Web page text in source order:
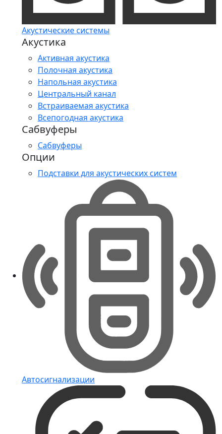
Акустические системы
Акустика
Активная акустика
Полочная акустика
Напольная акустика
Центральный канал
Встраиваемая акустика
Всепогодная акустика
Сабвуферы
Сабвуферы
Опции
Подставки для акустических систем
Автосигнализации